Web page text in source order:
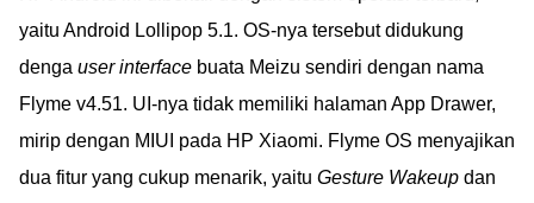
yaitu Android Lollipop 5.1. OS-nya tersebut didukung
denga user interface buata Meizu sendiri dengan nama
Flyme v4.51. UI-nya tidak memiliki halaman App Drawer,
mirip dengan MIUI pada HP Xiaomi. Flyme OS menyajikan
dua fitur yang cukup menarik, yaitu Gesture Wakeup dan